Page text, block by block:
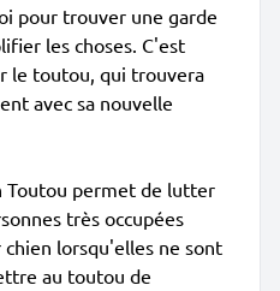
pour trouver une garde
les choses. C'est
le toutou, qui trouvera
avec sa nouvelle
Toutou permet de lutter
très occupées
lorsqu'elles ne sont
au toutou de